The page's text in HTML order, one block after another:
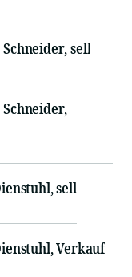
sell
sell
Verkauf